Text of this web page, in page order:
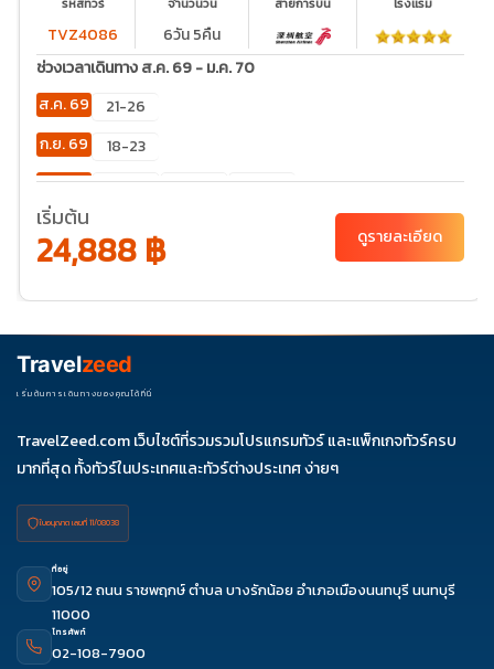
รหัสทัวร์
TVZ4086
จำนวนวัน
6วัน 5คืน
สายการบิน โรงเเรม
ช่วงเวลาเดินทาง ส.ค. 69 - ม.ค. 70
ส.ค. 69
21-26
ก.ย. 69
18-23
ต.ค. 69
02-
23-28
30-
พ.ย. 69
20-
ม.ค. 70
01-06
เริ่มต้น
24,888 ฿ ดูรายละเอียด
Travelzeed
เริ่มต้นการเดินทางของคุณได้ที่นี่
TravelZeed.com เว็บไซต์ที่รวมรวมโปรแกรมทัวร์ และแพ็กเกจทัวร์ครบ
มากที่สุด ทั้งทัวร์ในประเทศและทัวร์ต่างประเทศ ง่ายๆ
ใบอนุญาต เลขที่ 11/08038
ที่อยู่
105/12 ถนน ราชพฤกษ์ ตำบล บางรักน้อย อำเภอเมืองนนทบุรี นนทบุรี
11000
โทรศัพท์
02-108-7900